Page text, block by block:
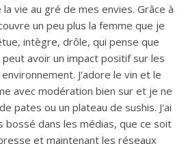
vie au gré de mes envies. Grâce à
un peu plus la femme que je
intègre, drôle, qui pense que
peut avoir un impact positif sur les
J'adore le vin et le
avec modération bien sur et je ne
pates ou un plateau de sushis. J'ai
bossé dans les médias, que ce soit
et maintenant les réseaux